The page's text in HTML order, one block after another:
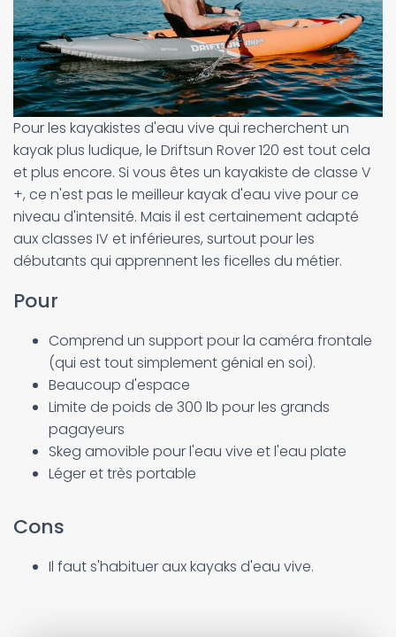
Pour les kayakistes d'eau vive qui recherchent un
kayak plus ludique, le Driftsun Rover 120 est tout cela
et plus encore. Si vous êtes un kayakiste de classe V
+, ce n'est pas le meilleur kayak d'eau vive pour ce
niveau d'intensité. Mais il est certainement adapté
aux classes IV et inférieures, surtout pour les
débutants qui apprennent les ficelles du métier.
Pour
Comprend un support pour la caméra frontale
(qui est tout simplement génial en soi).
Beaucoup d'espace
Limite de poids de 300 lb pour les grands
pagayeurs
Skeg amovible pour l'eau vive et l'eau plate
Léger et très portable
Cons
Il faut s'habituer aux kayaks d'eau vive.